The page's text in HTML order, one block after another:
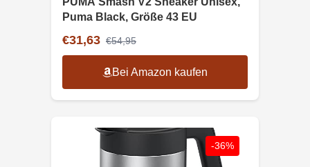
Puma Black, Größe 43 EU
€31,63 €54,95
Bei Amazon kaufen
-36%